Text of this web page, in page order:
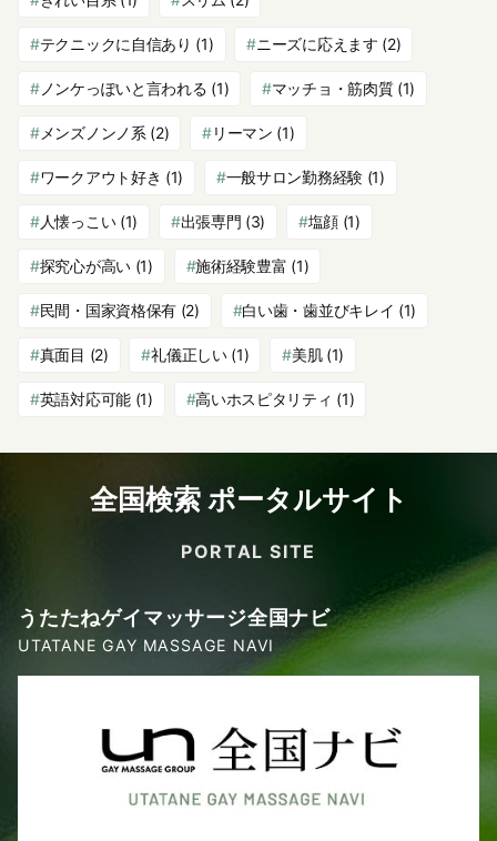
テクニックに自信あり (1) ニーズに応えます (2)
ノンケっぽいと言われる (1) マッチョ・筋肉質(1)
メンズノンノ系 (2) リーマン (1)
ワークアウト好き (1) 一般サロン勤務経験(1)
人懐っこい(1) 出張専門 (3) 塩顔 (1)
探究心が高い(1) 施術経験豊富 (1)
民間・国家資格保有 (2) 白い歯・歯並びキレイ (1)
真面目 (2) 礼儀正しい(1) 美肌(1)
英語対応可能(1) 高いホスピタリティ (1)
全国検索 ポータルサイト
PORTAL SITE
うたたねゲイマッサージ全国ナビ
UTATANE GAY MASSAGE NAVI